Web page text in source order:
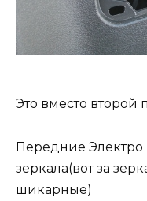
Это вместо второй
Передние
зеркала(вот за
шикарные)